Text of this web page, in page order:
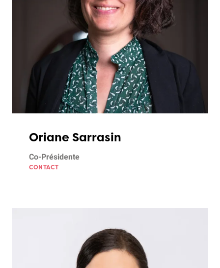
Oriane Sarrasin
Co-Présidente
CONTACT